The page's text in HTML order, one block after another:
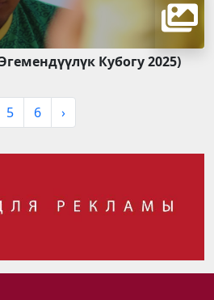
Кубогу 2025)
5 6 ›